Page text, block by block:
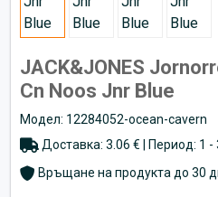
JACK&JONES
Cn Noos Jnr Blue
Модел: 12284052-ocean-cavern
Доставка: 3.06 € | Период: 1 -
Връщане на продукта до 30